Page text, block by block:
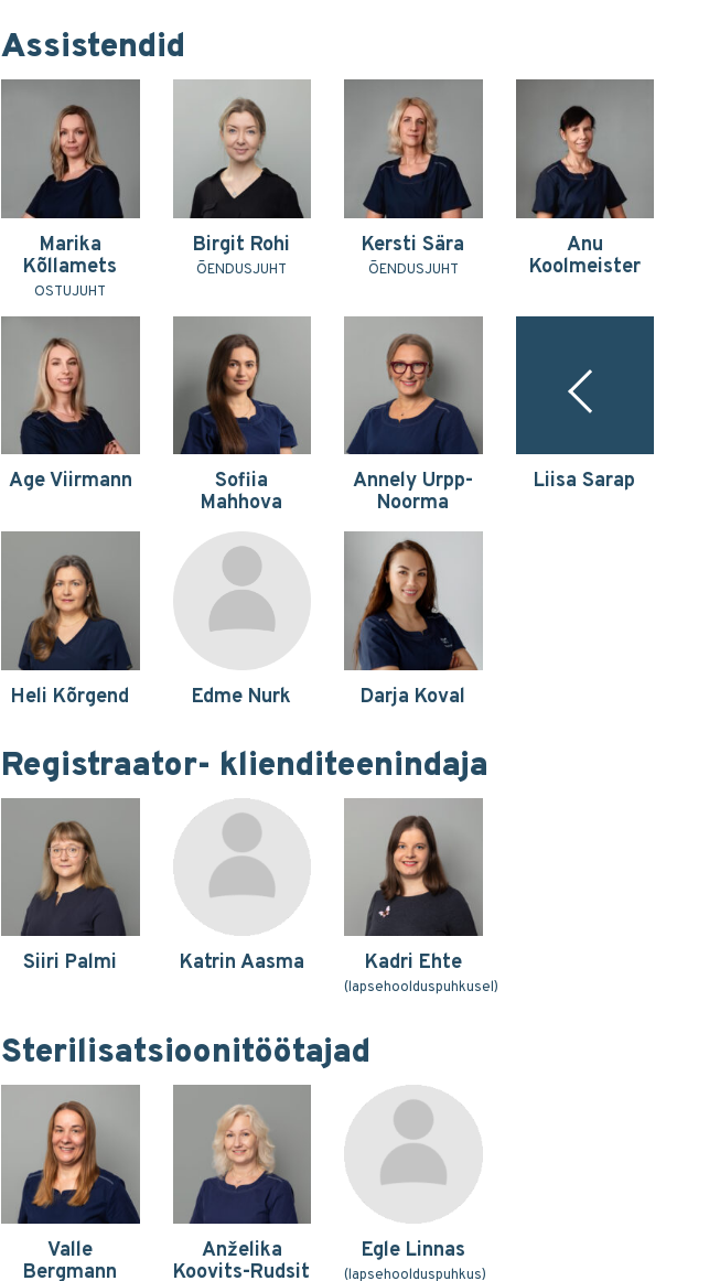
Assistendid
Marika
Kõllamets
OSTUJUHT
Birgit Rohi
ÕENDUSJUHT
Kersti Sära
ÕENDUSJUHT
Anu
Koolmeister
Age Viirmann
Sofiia
Mahhova
Annely Urpp-
Noorma
Liisa Sarap
Heli Kõrgend Edme Nurk Darja Koval
Registraator- klienditeenindaja
Siiri Palmi Katrin Aasma Kadri Ehte
(lapsehoolduspuhkusel)
Sterilisatsioonitöötajad
Valle
Bergmann
Anželika
Koovits-Rudsit
Egle Linnas
(lapsehoolduspuhkus)